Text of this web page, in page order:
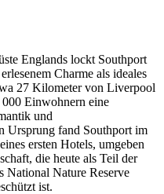
Englands lockt Southport
Charme als ideales
27 Kilometer von Liverpool
Einwohnern eine
und
Ursprung fand Southport im
ersten Hotels, umgeben
die heute als Teil der
National Nature Reserve
ist.